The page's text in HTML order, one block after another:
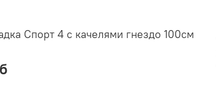
Спорт 4 с качелями гнездо 100см